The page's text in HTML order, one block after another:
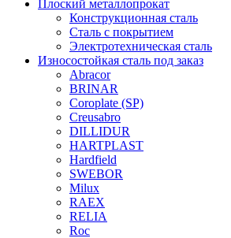
Плоский металлопрокат
Конструкционная сталь
Сталь с покрытием
Электротехническая сталь
Износостойкая сталь под заказ
Abracor
BRINAR
Coroplate (SP)
Creusabro
DILLIDUR
HARTPLAST
Hardfield
SWEBOR
Milux
RAEX
RELIA
Roc